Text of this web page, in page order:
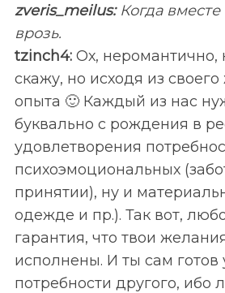
zveris_meilus:Когда вместе
врозь.
tzinch4:Ох, неромантично,
скажу, но исходя из
опыта 🙂 Каждый из нас
буквально с рождения в
удовлетворения
психоэмоциональных
принятии), ну и
одежде и пр.). Так вот,
гарантия, что твои
исполнены. И ты сам готов
потребности другого, ибо